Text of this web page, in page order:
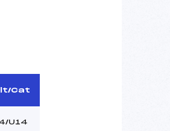
Cat
U14